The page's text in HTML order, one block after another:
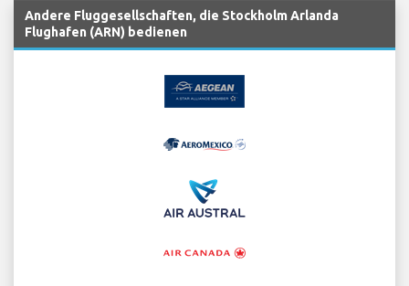
Andere Fluggesellschaften, die Stockholm Arlanda
Flughafen (ARN) bedienen